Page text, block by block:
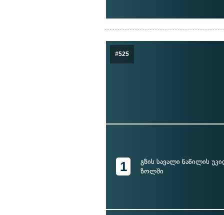
#525
1
გზის სავალი ნაწილის
ზოლში